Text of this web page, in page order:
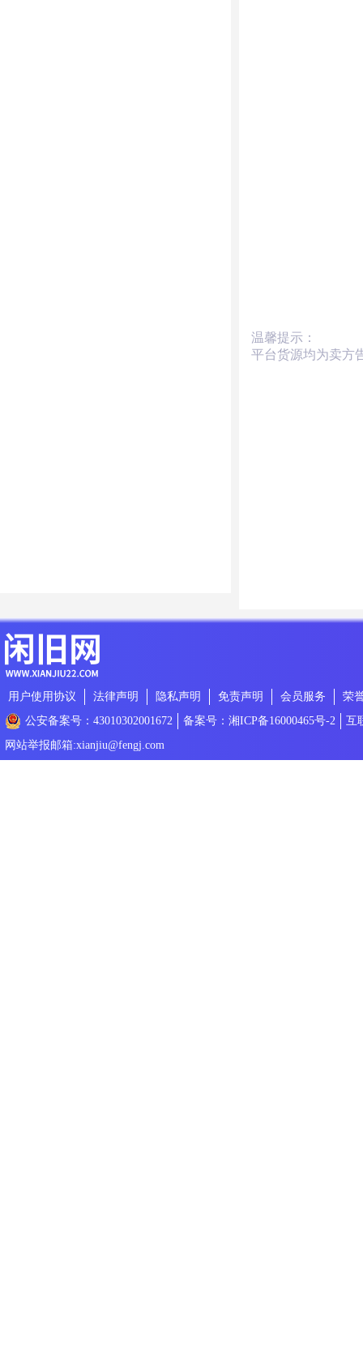
温馨提示：
平台货源均为卖方
用户使用协议 法律声明 隐私声明 免责声明 会员服务
荣
公安备案号：43010302001672
备案号：湘ICP备16000465号-2
互
网站举报邮箱:xianjiu@fengj.com